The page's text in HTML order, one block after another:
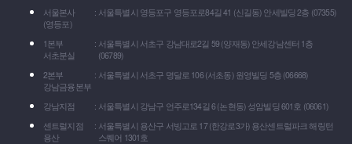
서울본사
(영등포)
서울특별시 영등포구 영등포로84길 41 (신길동) 안세빌딩 2층 (07355)
1본부
서초분실
서울특별시 서초구 강남대로2길 59 (양재동) 안세강남센터 1층
(06789)
2본부
강남금융본부
서울특별시 서초구 명달로 106 (서초동) 원영빌딩 5층 (06668)
강남지점
서울특별시 강남구 언주로134길 6 (논현동) 성암빌딩 601호 (06061)
센트럴지점
용산
서울특별시 용산구 서빙고로 17 (한강로3가) 용산센트럴파크 해링턴
스퀘어 1301호